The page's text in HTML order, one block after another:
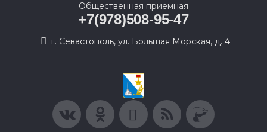
Общественная приемная
+7(978)508-95-47
г. Севастополь, ул. Большая Морская, д. 4